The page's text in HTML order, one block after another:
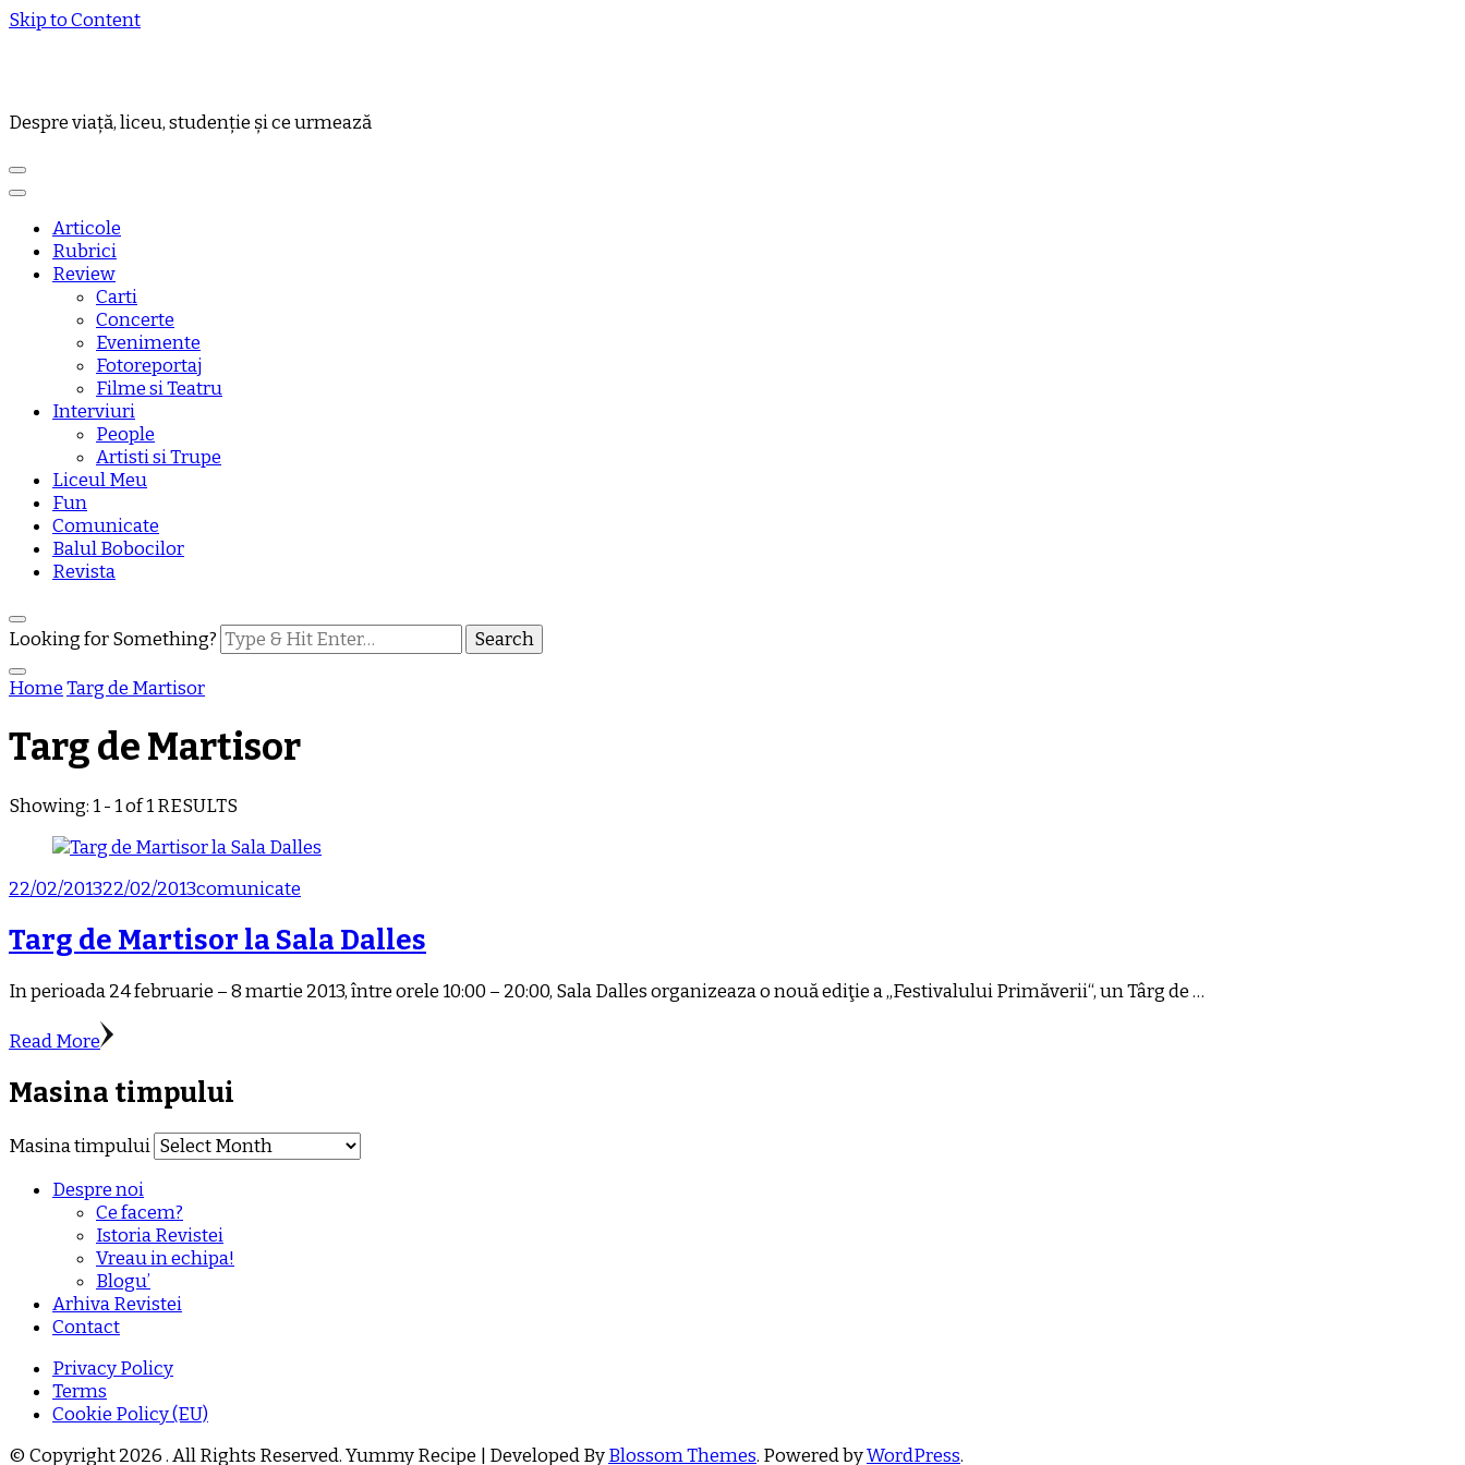
Skip to Content
Despre viață, liceu, studenție și ce urmează
Articole
Rubrici
Review
Carti
Concerte
Evenimente
Fotoreportaj
Filme si Teatru
Interviuri
People
Artisti si Trupe
Liceul Meu
Fun
Comunicate
Balul Bobocilor
Revista
Looking for Something?
HomeTarg de Martisor
Targ de Martisor
Showing: 1 - 1 of 1 RESULTS
22/02/201322/02/2013comunicate
Targ de Martisor la Sala Dalles
In perioada 24 februarie – 8 martie 2013, între orele 10:00 – 20:00, Sala Dalles organizeaza o nouă ediţie a „Festivalului Primăverii“, un Târg de …
Read More
Masina timpului
Masina timpului
Despre noi
Ce facem?
Istoria Revistei
Vreau in echipa!
Blogu’
Arhiva Revistei
Contact
Privacy Policy
Terms
Cookie Policy (EU)
© Copyright 2026. All Rights Reserved.Yummy Recipe | Developed ByBlossom Themes. Powered byWordPress.